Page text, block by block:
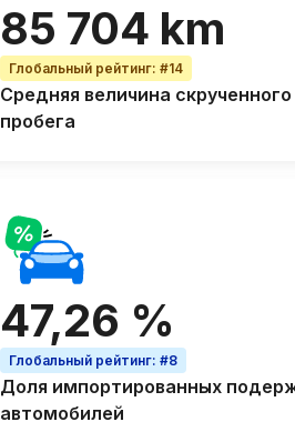
85 704 km
Глобальный рейтинг: #14
Средняя величина скрученного
пробега
47,26 %
Глобальный рейтинг: #8
Доля импортированных
автомобилей